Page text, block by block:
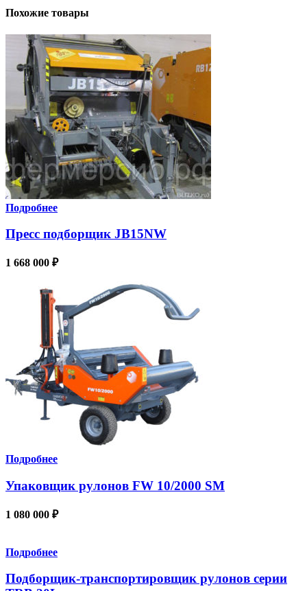
Похожие товары
Подробнее
Пресс подборщик JB15NW
1 668 000 ₽
Подробнее
Упаковщик рулонов FW 10/2000 SM
1 080 000 ₽
Подробнее
Подборщик-транспортировщик рулонов серии